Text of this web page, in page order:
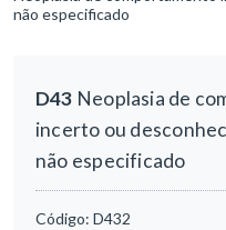
não especificado
D43 Neoplasia de
incerto ou
não especificado
Código: D432